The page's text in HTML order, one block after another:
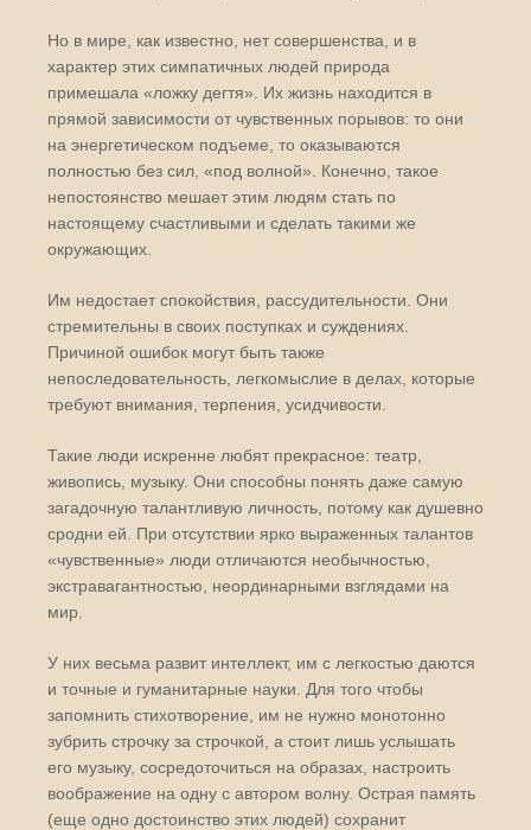
Но в мире, как известно, нет совершенства, и в
характер этих симпатичных людей природа
примешала «ложку дегтя». Их жизнь находится в
прямой зависимости от чувственных порывов: то они
на энергетическом подъеме, то оказываются
полностью без сил, «под волной». Конечно, такое
непостоянство мешает этим людям стать по
настоящему счастливыми и сделать такими же
окружающих.
Им недостает спокойствия, рассудительности. Они
стремительны в своих поступках и суждениях.
Причиной ошибок могут быть также
непоследовательность, легкомыслие в делах, которые
требуют внимания, терпения, усидчивости.
Такие люди искренне любят прекрасное: театр,
живопись, музыку. Они способны понять даже самую
загадочную талантливую личность, потому как душевно
сродни ей. При отсутствии ярко выраженных талантов
«чувственные» люди отличаются необычностью,
экстравагантностью, неординарными взглядами на
мир.
У них весьма развит интеллект, им с легкостью даются
и точные и гуманитарные науки. Для того чтобы
запомнить стихотворение, им не нужно монотонно
зубрить строчку за строчкой, а стоит лишь услышать
его музыку, сосредоточиться на образах, настроить
воображение на одну с автором волну. Острая память
(еще одно достоинство этих людей) сохранит